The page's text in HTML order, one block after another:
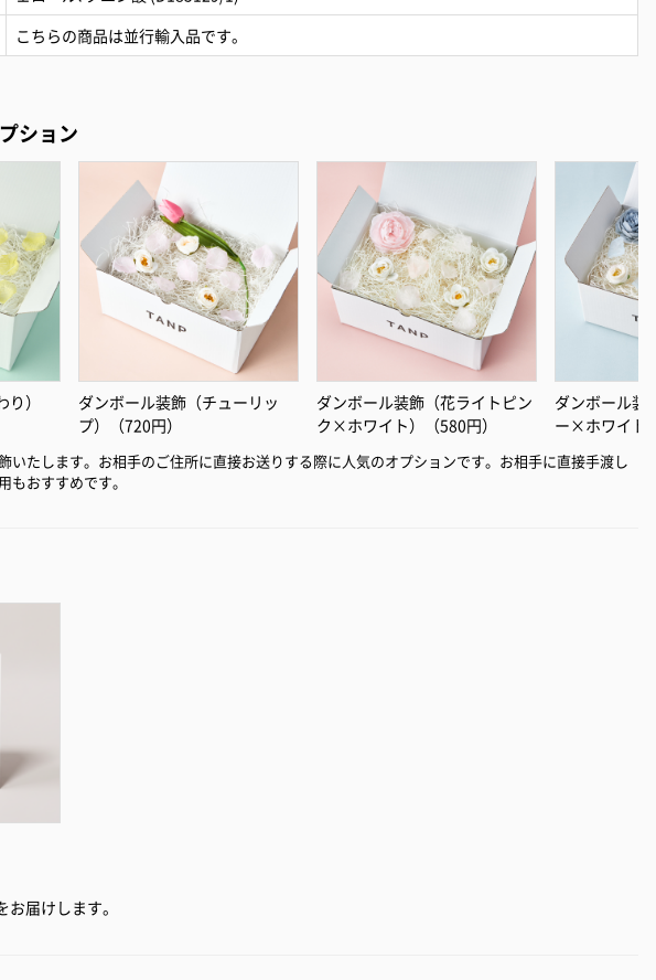
こちらの商品は並行輸入品です。
ション
）
ダンボール装飾（チューリッ
プ）（720円）
ダンボール装飾（花ライトピン
ク×ホワイト）（580円）
ダンボール装
ー×ホワイト
いたします。お相手のご住所に直接お送りする際に人気のオプションです。お相手に直接手渡し
もおすすめです。
届けします。